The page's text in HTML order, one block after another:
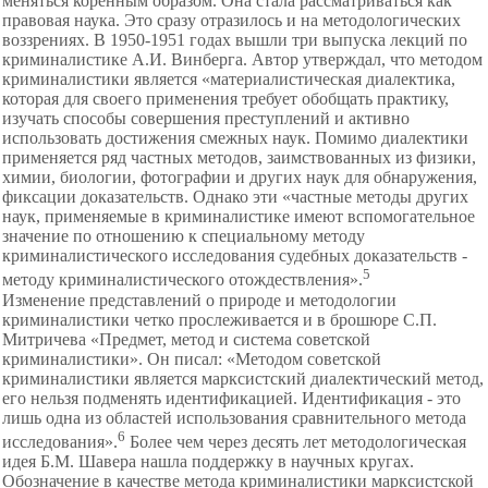
правовая наука. Это сразу отразилось и на методологических
воззрениях. В 1950-1951 годах вышли три выпуска лекций по
криминалистике А.И. Винберга. Автор утверждал, что методом
криминалистики является «материалистическая диалектика,
которая для своего применения требует обобщать практику,
изучать способы совершения преступлений и активно
использовать достижения смежных наук. Помимо диалектики
применяется ряд частных методов, заимствованных из физики,
химии, биологии, фотографии и других наук для обнаружения,
фиксации доказательств. Однако эти «частные методы других
наук, применяемые в криминалистике имеют вспомогательное
значение по отношению к специальному методу
криминалистического исследования судебных доказательств -
методу криминалистического отождествления».5
Изменение представлений о природе и методологии
криминалистики четко прослеживается и в брошюре С.П.
Митричева «Предмет, метод и система советской
криминалистики». Он писал: «Методом советской
криминалистики является марксистский диалектический метод,
его нельзя подменять идентификацией. Идентификация - это
лишь одна из областей использования сравнительного метода
исследования».6 Более чем через десять лет методологическая
идея Б.М. Шавера нашла поддержку в научных кругах.
Обозначение в качестве метода криминалистики марксистской